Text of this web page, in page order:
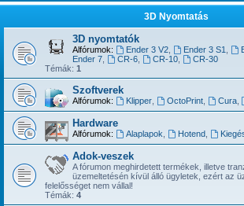
3D Nyomtatás
3D nyomtatók
Alfórumok: Ender 3 V2, Ender 3 S1
Ender 7
CR-6, CR-10,
CR-30
Témák: 1
Szoftverek
Alfórumok: Klipper, OctoPrint, Cura,
Hardware
Alfórumok: Alaplapok Hotend,
Adok-veszek
A fórumon meghirdetett termékek, illetve
üzemeltetésén kívül álló ügyletek, ezért az
felelősséget nem vállal!
Témák: 4